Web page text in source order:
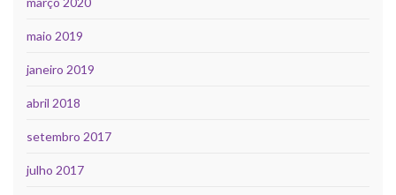
maio 2019
janeiro 2019
abril 2018
setembro 2017
julho 2017